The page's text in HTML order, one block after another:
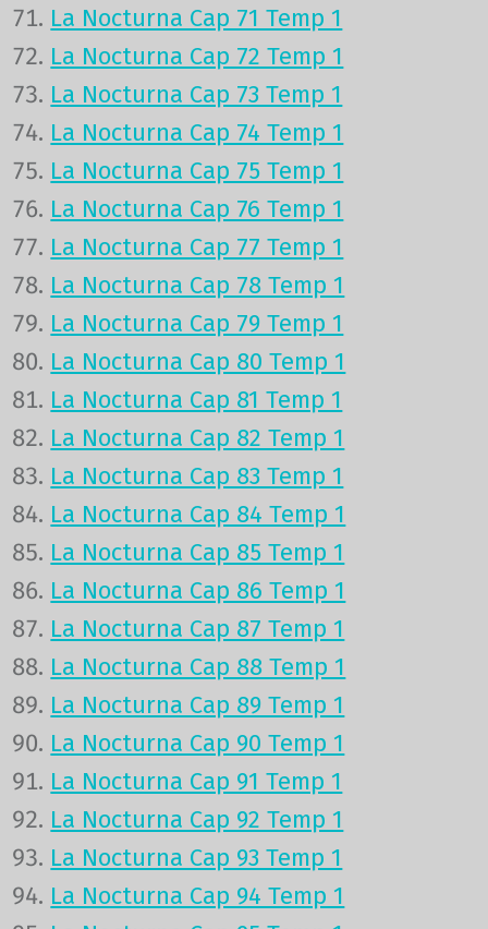
La Nocturna Cap 71 Temp 1
La Nocturna Cap 72 Temp 1
La Nocturna Cap 73 Temp 1
La Nocturna Cap 74 Temp 1
La Nocturna Cap 75 Temp 1
La Nocturna Cap 76 Temp 1
La Nocturna Cap 77 Temp 1
La Nocturna Cap 78 Temp 1
La Nocturna Cap 79 Temp 1
La Nocturna Cap 80 Temp 1
La Nocturna Cap 81 Temp 1
La Nocturna Cap 82 Temp 1
La Nocturna Cap 83 Temp 1
La Nocturna Cap 84 Temp 1
La Nocturna Cap 85 Temp 1
La Nocturna Cap 86 Temp 1
La Nocturna Cap 87 Temp 1
La Nocturna Cap 88 Temp 1
La Nocturna Cap 89 Temp 1
La Nocturna Cap 90 Temp 1
La Nocturna Cap 91 Temp 1
La Nocturna Cap 92 Temp 1
La Nocturna Cap 93 Temp 1
La Nocturna Cap 94 Temp 1